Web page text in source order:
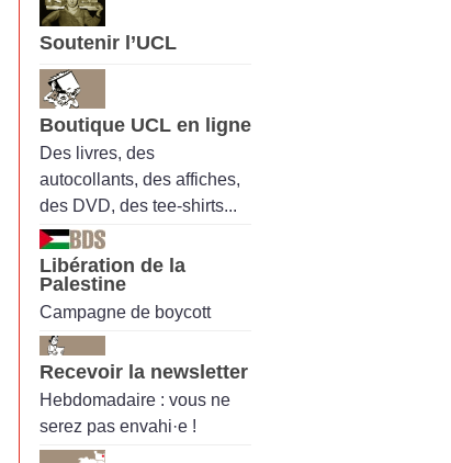
Soutenir l’UCL
Boutique UCL en ligne
Des livres, des
autocollants, des affiches,
des DVD, des tee-shirts...
Libération de la
Palestine
Campagne de boycott
Recevoir la newsletter
Hebdomadaire : vous ne
serez pas envahi·e !